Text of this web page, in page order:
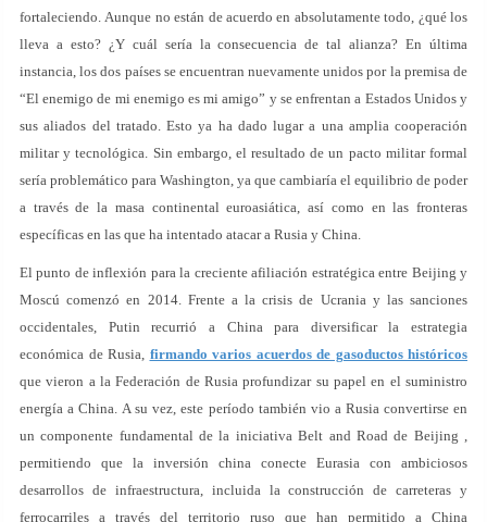
fortaleciendo. Aunque no están de acuerdo en absolutamente todo, ¿qué los
lleva a esto? ¿Y cuál sería la consecuencia de tal alianza? En última
instancia, los dos países se encuentran nuevamente unidos por la premisa de
“El enemigo de mi enemigo es mi amigo” y se enfrentan a Estados Unidos y
sus aliados del tratado. Esto ya ha dado lugar a una amplia cooperación
militar y tecnológica. Sin embargo, el resultado de un pacto militar formal
sería problemático para Washington, ya que cambiaría el equilibrio de poder
a través de la masa continental euroasiática, así como en las fronteras
específicas en las que ha intentado atacar a Rusia y China.
El punto de inflexión para la creciente afiliación estratégica entre Beijing y
Moscú comenzó en 2014. Frente a la crisis de Ucrania y las sanciones
occidentales, Putin recurrió a China para diversificar la estrategia
económica de Rusia, firmando varios acuerdos de gasoductos históricos
que vieron a la Federación de Rusia profundizar su papel en el suministro
energía a China. A su vez, este período también vio a Rusia convertirse en
un componente fundamental de la iniciativa Belt and Road de Beijing ,
permitiendo que la inversión china conecte Eurasia con ambiciosos
desarrollos de infraestructura, incluida la construcción de carreteras y
ferrocarriles a través del territorio ruso que han permitido a China